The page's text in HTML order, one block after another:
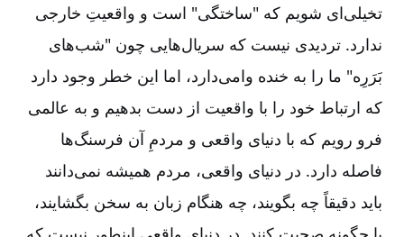
تخیلی‌ای شویم که "ساختگی" است و واقعیتِ خارجی
ندارد. تردیدی نیست که سریال‌هایی چون "شب‌های
بَرَرِه" ما را به خنده وامی‌دارد، اما این خطر وجود دارد
که ارتباط خود را با واقعیت از دست بدهیم و به عالمی
فرو رویم که با دنیای واقعی و مردمِ آن فرسنگ‌ها
فاصله دارد. در دنیای واقعی، مردم همیشه نمی‌دانند
باید دقیقاً چه بگویند، چه هنگام زبان به سخن بگشایند،